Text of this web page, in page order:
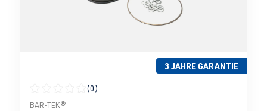
3 JAHRE GARANTIE
Durchschnittliche Bewertung von 0 von 5 Sternen
(0)
BAR-TEK®